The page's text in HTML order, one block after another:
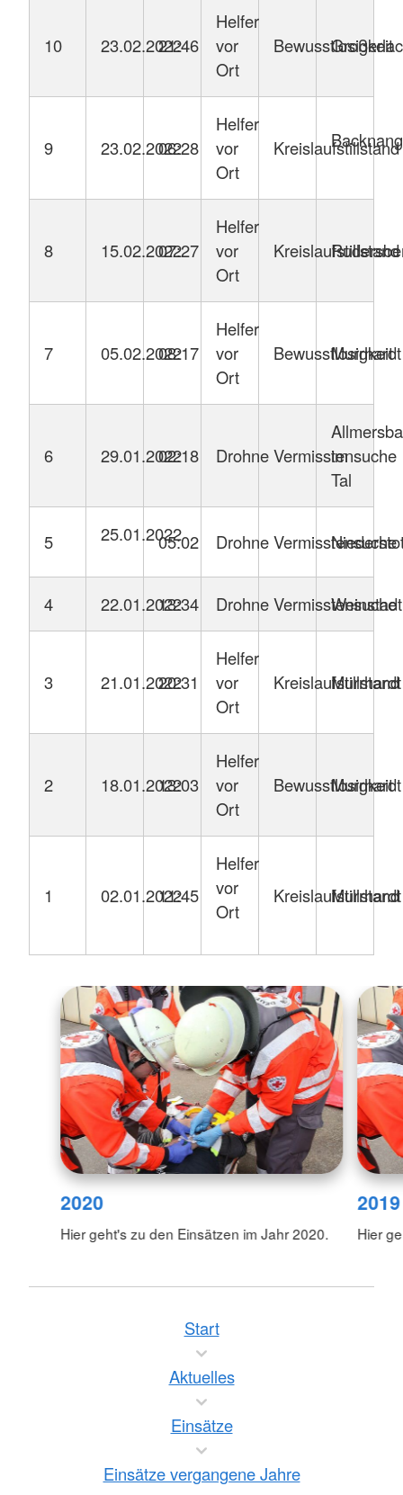
10 23.02.2022
21:46
Helfer
vor
Ort
Bewusstlosigkeit
9 23.02.2022
06:28
Helfer
vor
Ort
Kreislaufstillstand
Backnang
8 15.02.2022
07:27
Helfer
vor
Ort
Kreislaufstillstand
7 05.02.2022
08:17
Helfer
vor
Ort
Bewusstlosigkeit
Murrhardt
6 29.01.2022
02:18 DrohneVermisstensuche
im
Tal
5 25.01.2022
05:02 DrohneVermisstensuche
4 22.01.2022
13:34 DrohneVermisstensuche
Weinstadt
3 21.01.2022
20:31
Helfer
vor
Ort
Kreislaufstillstand
Murrhardt
2 18.01.2022
13:03
Helfer
vor
Ort
Bewusstlosigkeit
Murrhardt
1 02.01.2022
11:45
Helfer
vor
Ort
Kreislaufstillstand
Murrhardt
2020
Hier geht's zu den Einsätzen im Jahr 2020.
2019
Hier
Start
Aktuelles
Einsätze
Einsätze vergangene Jahre